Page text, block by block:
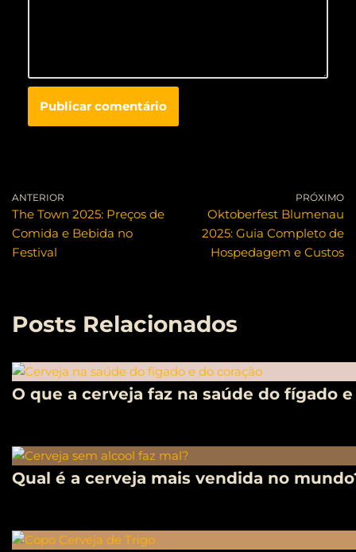
ANTERIOR
The Town 2025: Preços de
Comida e Bebida no
Festival
PRÓXIMO
Oktoberfest Blumenau
2025: Guia Completo de
Hospedagem e Custos
Posts Relacionados
O que a cerveja faz na saúde do fígado
Qual é a cerveja mais vendida no